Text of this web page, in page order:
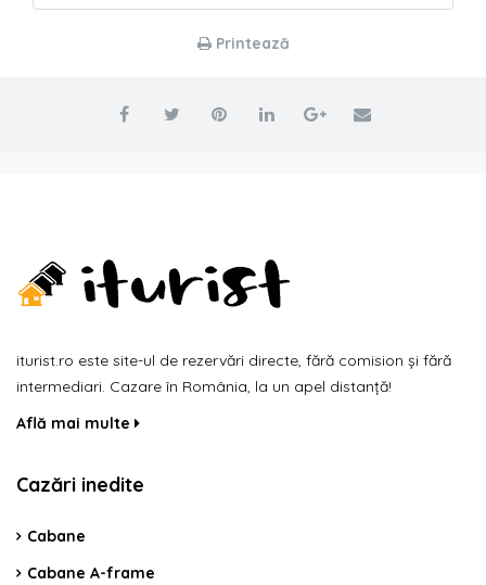
Printează
iturist.ro este site-ul de rezervări directe, fără comision și fără
intermediari. Cazare în România, la un apel distanță!
Află mai multe
Cazări inedite
Cabane
Cabane A-frame